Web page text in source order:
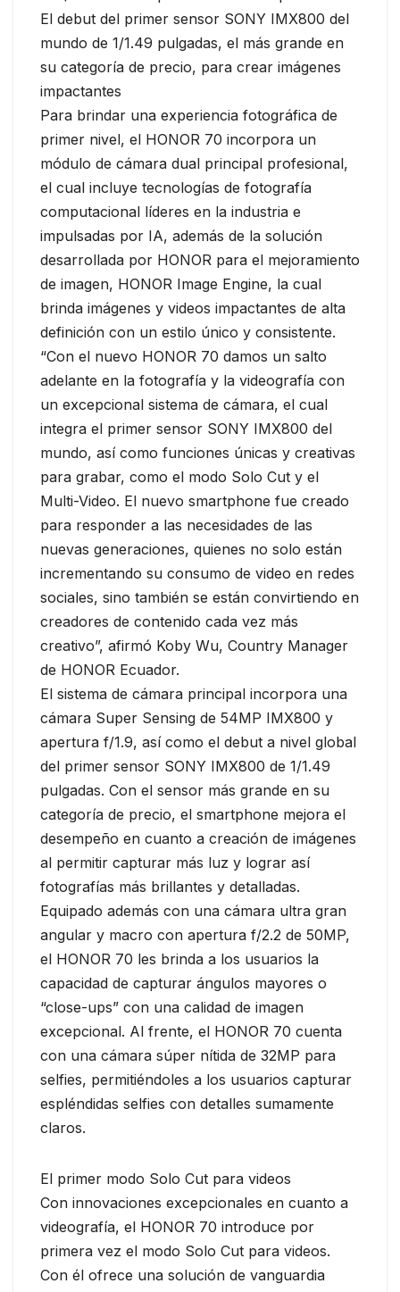
El debut del primer sensor SONY IMX800 del
mundo de 1/1.49 pulgadas, el más grande en
su categoría de precio, para crear imágenes
impactantes
Para brindar una experiencia fotográfica de
primer nivel, el HONOR 70 incorpora un
módulo de cámara dual principal profesional,
el cual incluye tecnologías de fotografía
computacional líderes en la industria e
impulsadas por IA, además de la solución
desarrollada por HONOR para el mejoramiento
de imagen, HONOR Image Engine, la cual
brinda imágenes y videos impactantes de alta
definición con un estilo único y consistente.
“Con el nuevo HONOR 70 damos un salto
adelante en la fotografía y la videografía con
un excepcional sistema de cámara, el cual
integra el primer sensor SONY IMX800 del
mundo, así como funciones únicas y creativas
para grabar, como el modo Solo Cut y el
Multi-Video. El nuevo smartphone fue creado
para responder a las necesidades de las
nuevas generaciones, quienes no solo están
incrementando su consumo de video en redes
sociales, sino también se están convirtiendo en
creadores de contenido cada vez más
creativo”, afirmó Koby Wu, Country Manager
de HONOR Ecuador.
El sistema de cámara principal incorpora una
cámara Super Sensing de 54MP IMX800 y
apertura f/1.9, así como el debut a nivel global
del primer sensor SONY IMX800 de 1/1.49
pulgadas. Con el sensor más grande en su
categoría de precio, el smartphone mejora el
desempeño en cuanto a creación de imágenes
al permitir capturar más luz y lograr así
fotografías más brillantes y detalladas.
Equipado además con una cámara ultra gran
angular y macro con apertura f/2.2 de 50MP,
el HONOR 70 les brinda a los usuarios la
capacidad de capturar ángulos mayores o
“close-ups” con una calidad de imagen
excepcional. Al frente, el HONOR 70 cuenta
con una cámara súper nítida de 32MP para
selfies, permitiéndoles a los usuarios capturar
espléndidas selfies con detalles sumamente
claros.
El primer modo Solo Cut para videos
Con innovaciones excepcionales en cuanto a
videografía, el HONOR 70 introduce por
primera vez el modo Solo Cut para videos.
Con él ofrece una solución de vanguardia